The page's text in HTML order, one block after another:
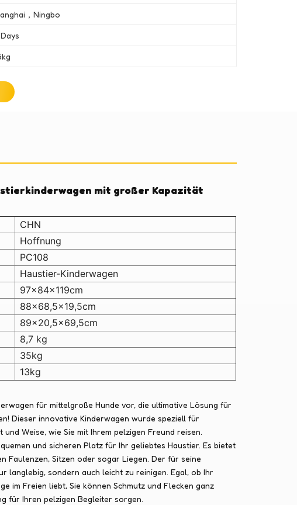
，Ningbo
mit großer Kapazität
CHN
Hoffnung
PC108
Haustier-Kinderwagen
97x84x119cm
88x68,5x19,5cm
89x20,5x69,5cm
8,7 kg
35kg
13kg
für mittelgroße Hunde vor, die ultimative Lösung für
Dieser innovative Kinderwagen wurde speziell für
Weise, wie Sie mit Ihrem pelzigen Freund reisen.
und sicheren Platz für Ihr geliebtes Haustier. Es bietet
Faulenzen, Sitzen oder sogar Liegen. Der für seine
sondern auch leicht zu reinigen. Egal, ob Ihr
im Freien liebt, Sie können Schmutz und Flecken ganz
für Ihren pelzigen Begleiter sorgen.